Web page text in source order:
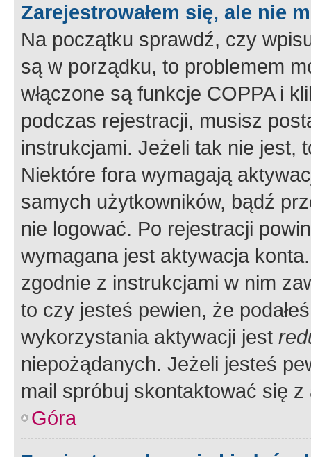
Zarejestrowałem się, ale nie
Na początku sprawdź, czy
są w porządku, to problemem
włączone są funkcje COPPA i
podczas rejestracji, musisz
instrukcjami. Jeżeli tak nie jest,
Niektóre fora wymagają
samych użytkowników, bądź
nie logować. Po rejestracji
wymagana jest aktywacja
zgodnie z instrukcjami w nim
to czy jesteś pewien, że
wykorzystania aktywacji jest
niepożądanych. Jeżeli jesteś
mail spróbuj skontaktować się
Góra